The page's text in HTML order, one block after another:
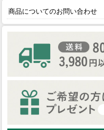
商品についてのお問い合わせ